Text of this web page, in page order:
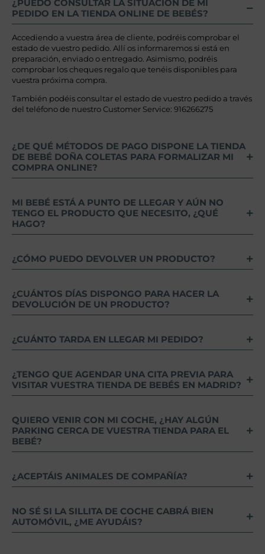
¿PUEDO CONSULTAR LA SITUACIÓN DE MI
PEDIDO EN LA TIENDA ONLINE DE BEBÉS?
Accediendo a vuestra área de cliente, podréis comprobar el
estado de vuestro pedido. Allí os informaremos si está en
preparación, enviado o entregado. Asimismo, podréis
comprobar los cheques regalo que tenéis disponibles para
vuestra próxima compra.
También podéis consultar el estado de vuestro pedido a través
del teléfono de nuestro Customer Service: 916266275
¿DE QUÉ MÉTODOS DE PAGO DISPONE LA TIENDA
DE BEBÉ DOÑA COLETAS PARA FORMALIZAR MI
COMPRA ONLINE?
MI BEBÉ ESTÁ A PUNTO DE LLEGAR Y AÚN NO
TENGO EL PRODUCTO QUE NECESITO, ¿QUÉ
HAGO?
¿CÓMO PUEDO DEVOLVER UN PRODUCTO?
¿CUÁNTOS DÍAS DISPONGO PARA HACER LA
DEVOLUCIÓN DE UN PRODUCTO?
¿CUÁNTO TARDA EN LLEGAR MI PEDIDO?
¿TENGO QUE AGENDAR UNA CITA PREVIA PARA
VISITAR VUESTRA TIENDA DE BEBÉS EN MADRID?
QUIERO VENIR CON MI COCHE, ¿HAY ALGÚN
PARKING CERCA DE VUESTRA TIENDA PARA EL
BEBÉ?
¿ACEPTÁIS ANIMALES DE COMPAÑÍA?
NO SÉ SI LA SILLITA DE COCHE CABRÁ BIEN
AUTOMÓVIL, ¿ME AYUDÁIS?